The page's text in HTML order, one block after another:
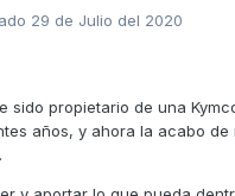
29 de Julio del 2020
sido propietario de una
años, y ahora la acabo de